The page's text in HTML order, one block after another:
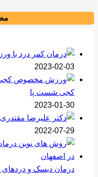
2023-02-03
کجی شست پا
2023-01-30
2022-07-29
درمان دیسک و